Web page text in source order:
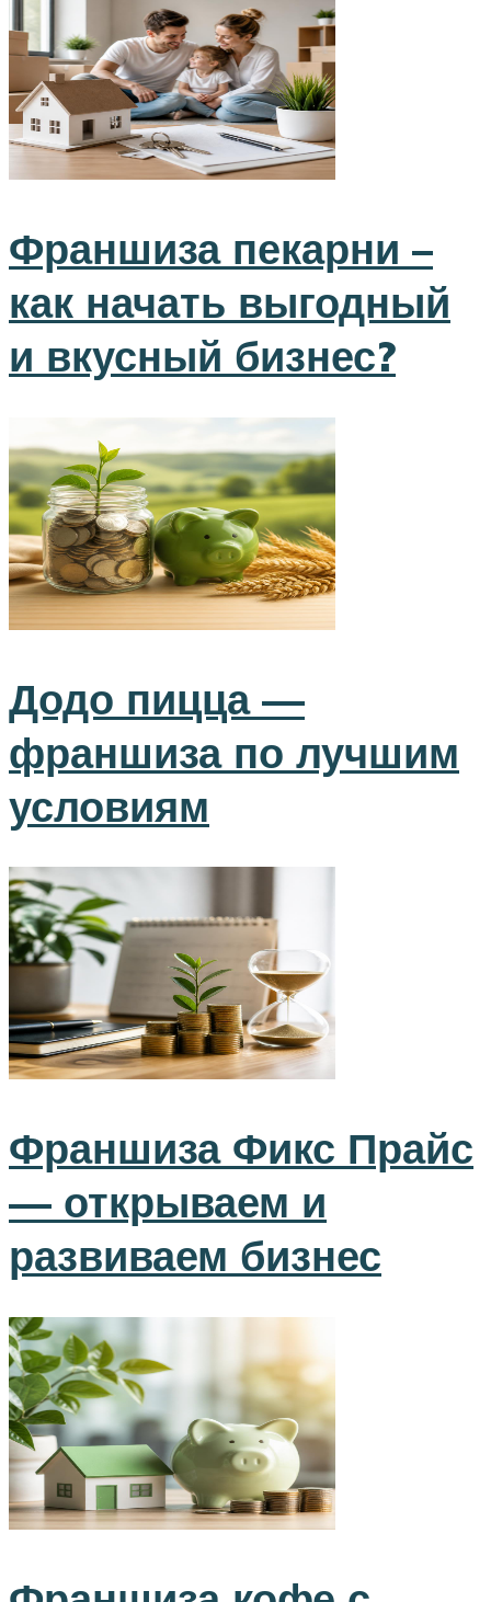
Франшиза пекарни –
как начать выгодный
и вкусный бизнес?
Додо пицца —
франшиза по лучшим
условиям
Франшиза Фикс Прайс
— открываем и
развиваем бизнес